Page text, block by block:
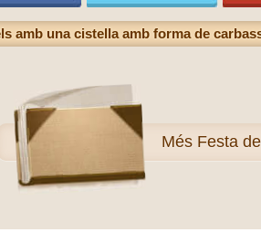
amb una cistella amb forma de
Més Festa